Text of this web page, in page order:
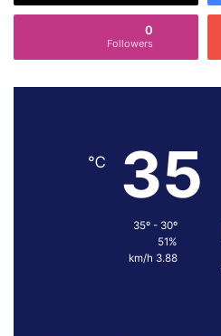
0
Followers
35
℃
35º - 30º
51%
3.88 km/h